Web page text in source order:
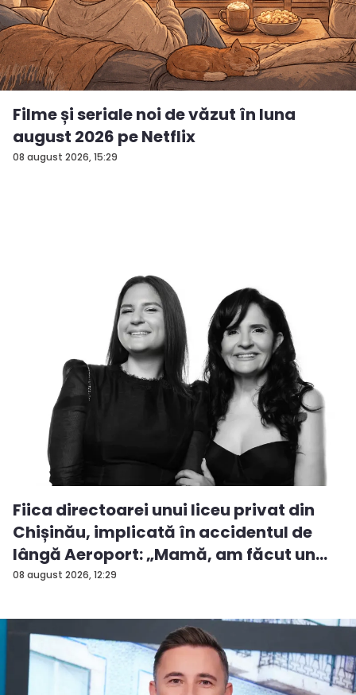
08 august 2026, 15:29
Filme și seriale noi de văzut în luna
august 2026 pe Netflix
08 august 2026, 12:29
Fiica directoarei unui liceu privat din
Chișinău, implicată în accidentul de
lângă Aeroport: „Mamă, am făcut un
ac...